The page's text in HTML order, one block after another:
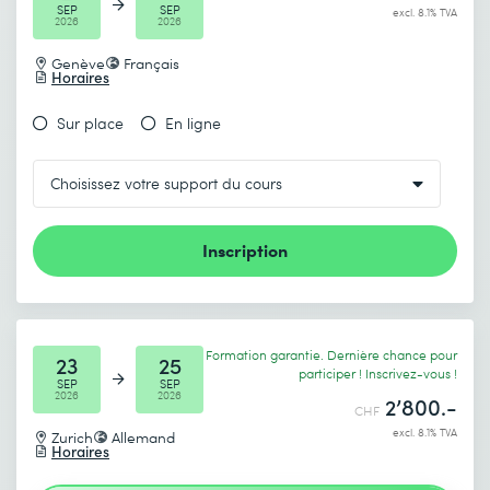
SEP
2026
SEP
2026
Genève Français
Horaires
excl. 8.1% TVA
Sur place En ligne
Inscription
23
SEP
2026
25
SEP
2026
Zurich Allemand
Horaires
Formation garantie. Dernière chance pour
participer ! Inscrivez-vous !
CHF 2’800.-
excl. 8.1% TVA